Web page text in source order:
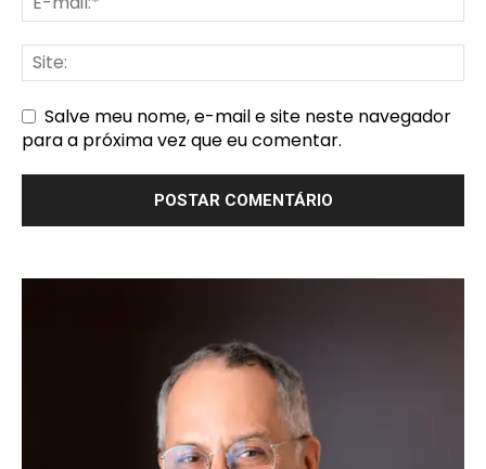
Salve meu nome, e-mail e site neste navegador
para a próxima vez que eu comentar.